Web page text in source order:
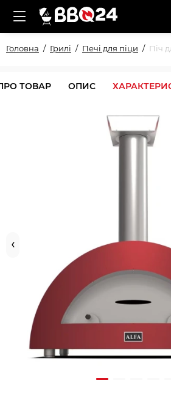
Головна Грилі Печі для піци Піч
ТОВАР ОПИС